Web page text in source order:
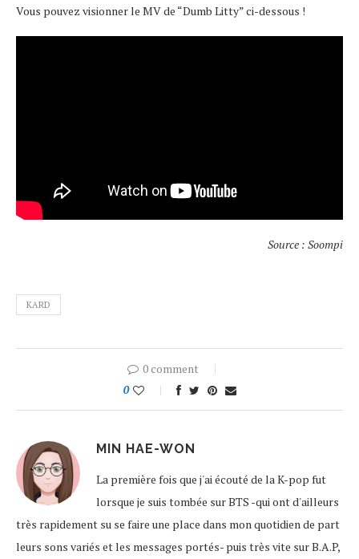
Vous pouvez visionner le MV de “Dumb Litty” ci-dessous !
Source : Soompi
KARD
0 comment
0
MIN HAE-WON
La première fois que j'ai écouté de la K-pop fut
lorsque je suis tombée sur BTS -qui ont d'ailleurs
très rapidement su se faire une place dans mon quotidien de part
leurs sons variés et les messages portés- puis très vite sur B.A.P,